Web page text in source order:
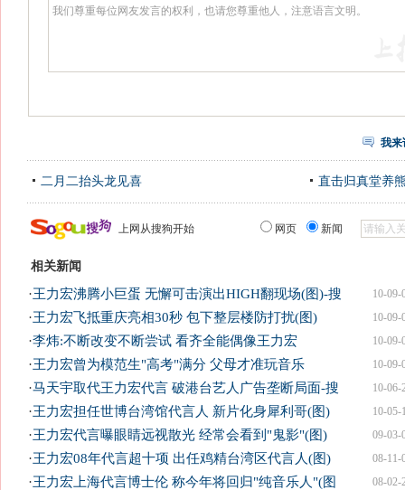
我来
二月二抬头龙见喜 直击归真堂养
上网从搜狗开始 网页 新闻
相关新闻
10-09-
·王力宏沸腾小巨蛋 无懈可击演出HIGH翻现场(图)-搜
10-09-
·王力宏飞抵重庆亮相30秒 包下整层楼防打扰(图)
10-09-
·李炜:不断改变不断尝试 看齐全能偶像王力宏
10-09-
·王力宏曾为模范生"高考"满分 父母才准玩音乐
10-06-
·马天宇取代王力宏代言 破港台艺人广告垄断局面-搜
10-05-
·王力宏担任世博台湾馆代言人 新片化身犀利哥(图)
09-03-
·王力宏代言曝眼睛远视散光 经常会看到"鬼影"(图)
08-11-
·王力宏08年代言超十项 出任鸡精台湾区代言人(图)
08-02-
·王力宏上海代言博士伦 称今年将回归"纯音乐人"(图